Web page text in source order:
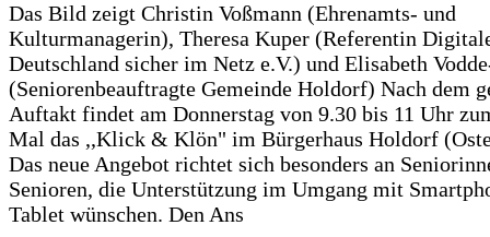
Das Bild zeigt Christin Voßmann (Ehrenamts- und
Kulturmanagerin), Theresa Kuper (Referentin
Deutschland sicher im Netz e.V.) und Elisabeth
(Seniorenbeauftragte Gemeinde Holdorf) Nach dem
Auftakt findet am Donnerstag von 9.30 bis 11 Uhr
Mal das ,,Klick & Klön" im Bürgerhaus Holdorf
Das neue Angebot richtet sich besonders an
Senioren, die Unterstützung im Umgang mit
Tablet wünschen. Den Ans